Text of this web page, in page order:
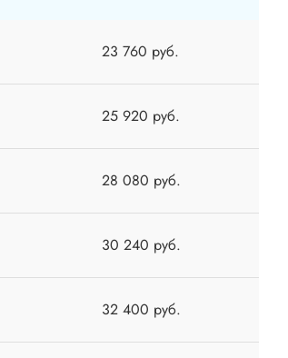
23 760 руб.
25 920 руб.
28 080 руб.
30 240 руб.
32 400 руб.